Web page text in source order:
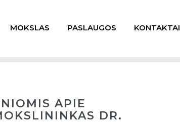
MOKSLAS PASLAUGOS KONTAKTAI
APIE
DR.